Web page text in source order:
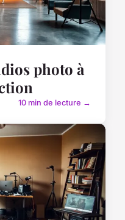
photo à
10 min de lecture →